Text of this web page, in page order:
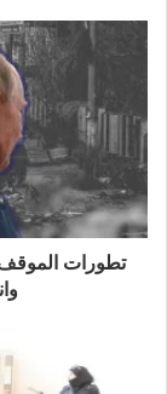
تطورات الموقف